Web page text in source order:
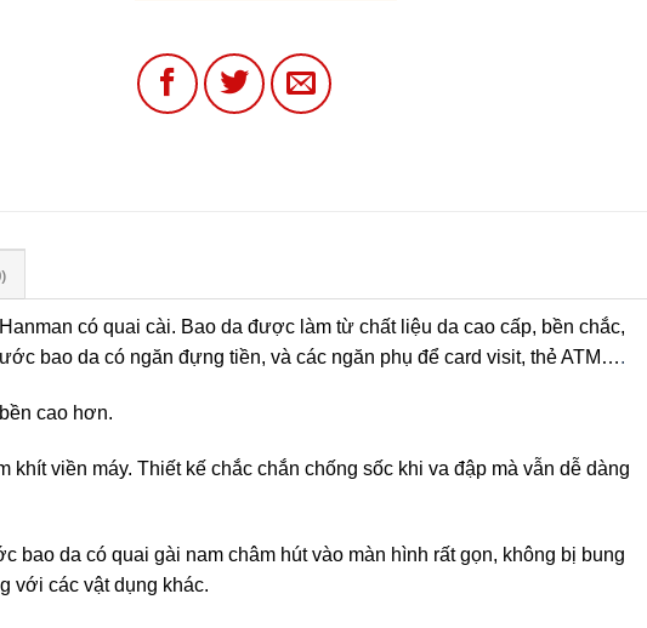
có quai cài. Bao da được làm từ chất liệu da cao cấp, bền chắc,
bao da có ngăn đựng tiền, và các ngăn phụ để card visit, thẻ ATM….
cao hơn.
viền máy. Thiết kế chắc chắn chống sốc khi va đập mà vẫn dễ dàng
bao da có quai gài nam châm hút vào màn hình rất gọn, không bị bung
với các vật dụng khác.